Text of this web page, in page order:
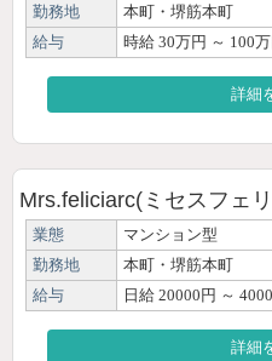
勤務地
本町・堺筋本町
給与
時給 30万円 ～ 100
詳細
Mrs.feliciarc(ミセスフェリ
業態
マンション型
勤務地
本町・堺筋本町
給与
日給 20000円 ～
詳細